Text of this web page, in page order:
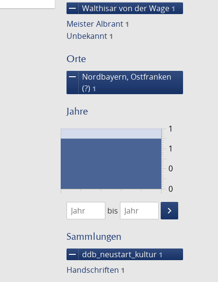
remove Walthisar von der Wage 1
Meister Albrant 1
Unbekannt 1
Orte
remove
Nordbayern, Ostfranken
(?) 1
Jahre
0
1
0
1
1474
1475
bis
keyboard_arrow_right
Suche
Sammlungen
remove ddb_neustart_kultur 1
Handschriften 1